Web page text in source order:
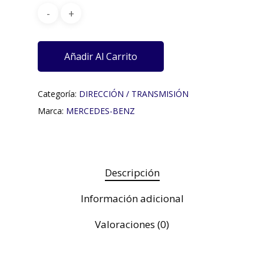
Añadir Al Carrito
Categoría: DIRECCIÓN / TRANSMISIÓN
Marca: MERCEDES-BENZ
Descripción
Información adicional
Valoraciones (0)